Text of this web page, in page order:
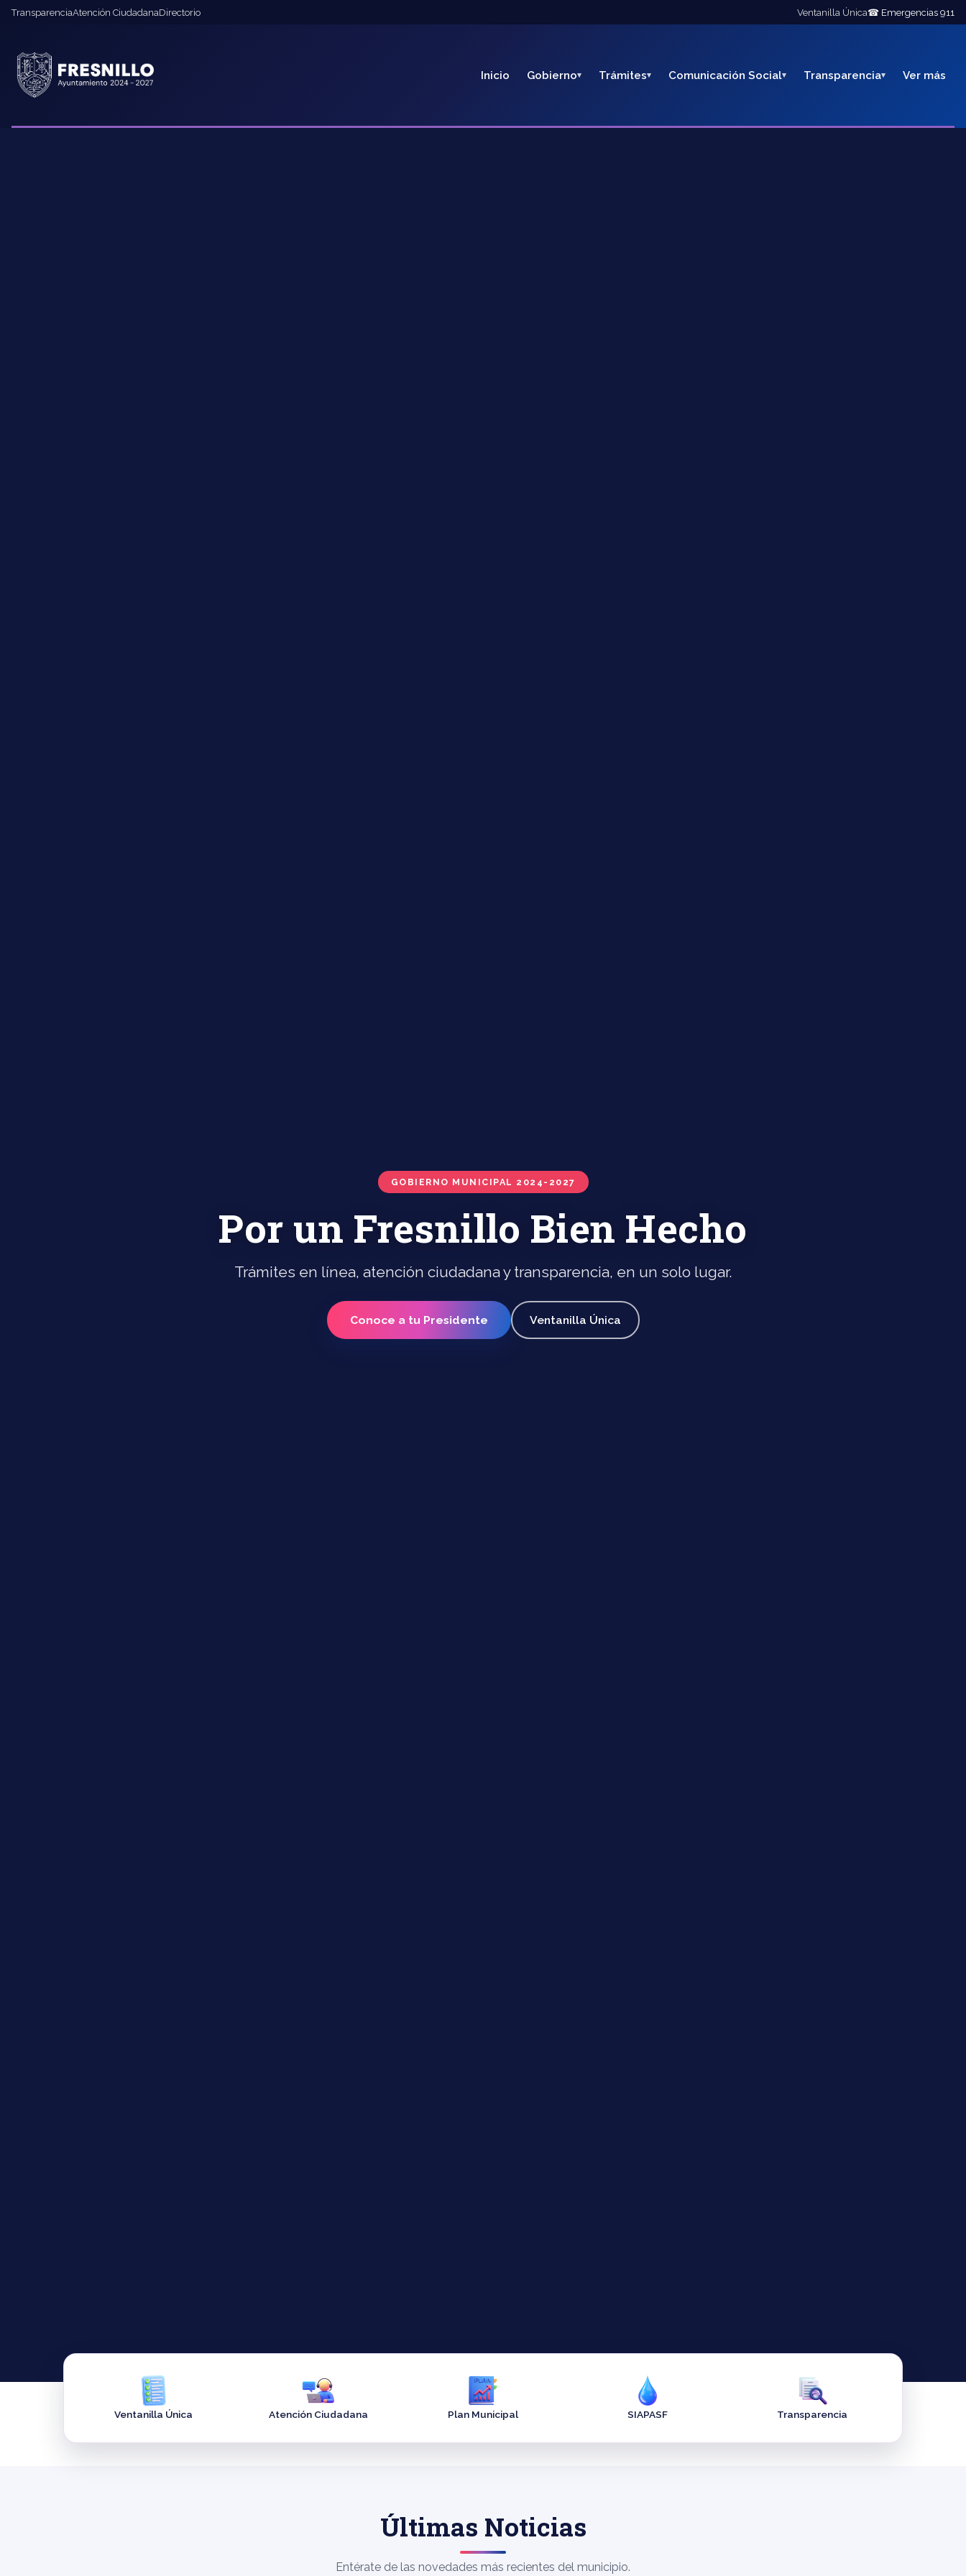
TransparenciaAtención CiudadanaDirectorio Ventanilla Única☎ Emergencias 911
Inicio Gobierno Trámites Comunicación Social Transparencia Ver más
GOBIERNO MUNICIPAL 2024-2027
Por un Fresnillo Bien Hecho
Trámites en línea, atención ciudadana y transparencia, en un solo lugar.
Conoce a tu Presidente Ventanilla Única
Ventanilla Única Atención Ciudadana Plan Municipal SIAPASF Transparencia
Últimas Noticias
Entérate de las novedades más recientes del municipio.